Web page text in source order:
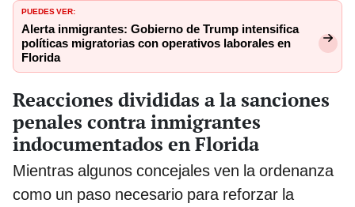
PUEDES VER:
Alerta inmigrantes: Gobierno de Trump intensifica
políticas migratorias con operativos laborales en
Florida
Reacciones divididas a la sanciones
penales contra inmigrantes
indocumentados en Florida
Mientras algunos concejales ven la ordenanza
como un paso necesario para reforzar la